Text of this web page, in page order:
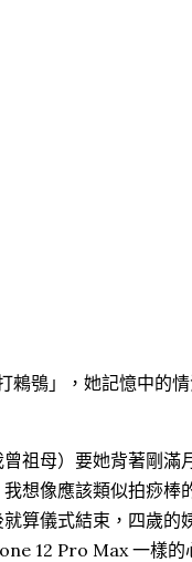
鶆鴞」，她記憶中的
祖母）要她背著剛滿
想像應該類似拍痧棒
算儀式結束，四歲的
12 Pro Max 一樣的